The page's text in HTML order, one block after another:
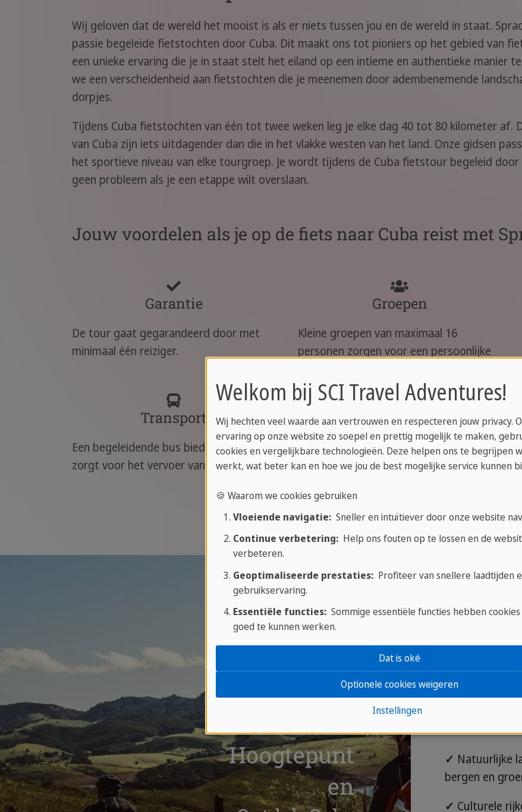
Wij geloven dat de wereld het mooist is als er niets tussen jou en de wereld in staat.
passie begeleide fietstochten door Cuba. Dit maakt ons tot pioniers op het gebied van
een unieke ervaring die je in staat stelt het eiland op een intieme en authentieke manier
we een verscheidenheid aan fietstochten die je meenemen door adembenemende
dorpjes.
Tijdens Cuba fietstochten van één tot twee weken leg je elke dag 40 tot 80 kilometer af.
van Cuba zijn iets uitdagender dan die in het vlakke westen van het land. Onze gidsen
het sportieve niveau van elke tourgroep. Je wordt tijdens de Cuba fietstour begeleid
geen probleem als je een etappe wilt overslaan.
Jouw voordelen als je op de fiets naar Cuba reist met
Garantie
De tour gaat gegarandeerd door met
minimaal één reiziger.
Transport
Een begeleidende bus biedt comfort en
zorgt voor het vervoer van je bagage.
Groepen
Kleine groepen van maximaal 16
personen zorgen voor een persoonlijke
Vlucht
De retourvlucht van en naar Duitsland is
Hoogtepunt
en
✓ Natuurlijke
bergen en
✓ Culturele
Welkom bij SCI Travel Adventures!
Wij hechten veel waarde aan vertrouwen en respecteren jouw privacy.
ervaring op onze website zo soepel en prettig mogelijk te maken,
cookies en vergelijkbare technologieën. Deze helpen ons te begrijpen
werkt, wat beter kan en hoe we jou de best mogelijke service kunnen
🍪 Waarom we cookies gebruiken
Vloeiende navigatie:Sneller en intuïtiever door onze website
Continue verbetering:Help ons fouten op te lossen en de
verbeteren.
Geoptimaliseerde prestaties:Profiteer van snellere laadtijden
gebruikservaring.
Essentiële functies:Sommige essentiële functies hebben
goed te kunnen werken.
Instellingen
Optionele cookies weigeren
Dat is oké